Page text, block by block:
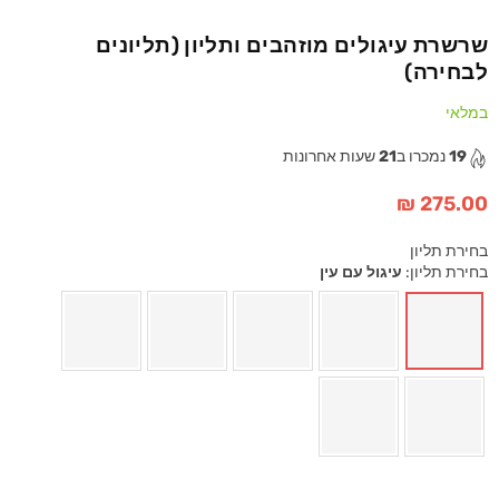
שרשרת עיגולים מוזהבים ותליון (תליונים
לבחירה)
במלאי
19נמכרו ב21שעות אחרונות
מחיר
275.00 ₪
בחירת תליון
בחירת תליון: עיגול עם עין